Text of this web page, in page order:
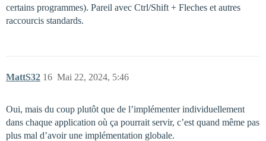
certains programmes). Pareil avec Ctrl/Shift + Fleches et autres
raccourcis standards.
MattS32 Mai 22, 2024, 5:46
16
Oui, mais du coup plutôt que de l’implémenter individuellement
dans chaque application où ça pourrait servir, c’est quand même pas
plus mal d’avoir une implémentation globale.